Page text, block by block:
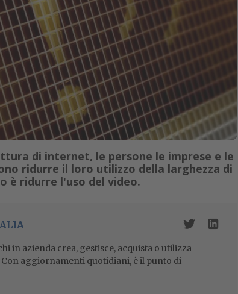
di internet, le persone le imprese e le
ridurre il loro utilizzo della larghezza di
è ridurre l'uso del video.
in azienda crea, gestisce, acquista o utilizza
aggiornamenti quotidiani, è il punto di